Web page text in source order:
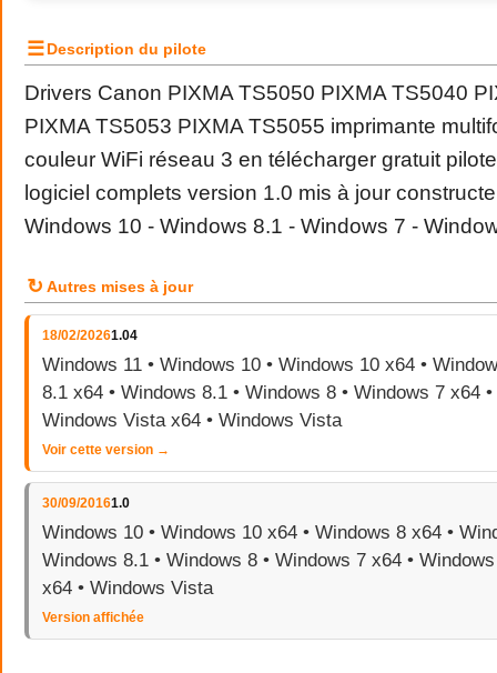
☰Description du pilote
Drivers Canon PIXMA TS5050 PIXMA TS5040
PIXMA TS5053 PIXMA TS5055 imprimante
couleur WiFi réseau 3 en télécharger gratuit
logiciel complets version 1.0 mis à jour
Windows 10 - Windows 8.1 - Windows 7 -
↻ Autres mises à jour
18/02/20261.04
Windows 11 • Windows 10 • Windows 10 x64 •
8.1 x64 • Windows 8.1 • Windows 8 • Windows 7 x64
Windows Vista x64 • Windows Vista
Voir cette version →
30/09/20161.0
Windows 10 • Windows 10 x64 • Windows 8 x64 •
Windows 8.1 • Windows 8 • Windows 7 x64 •
x64 • Windows Vista
Version affichée